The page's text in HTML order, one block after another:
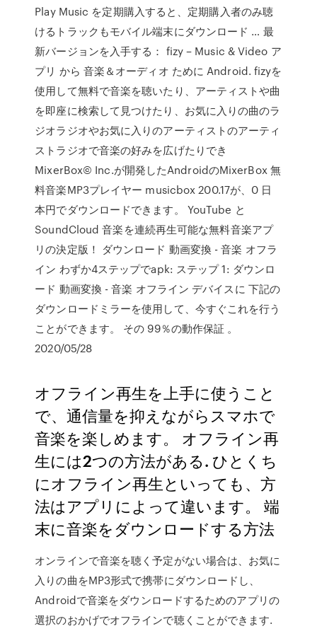
Play Music を定期購入すると、定期購入者のみ聴
けるトラックもモバイル端末にダウンロード … 最
新バージョンを入手する： fizy – Music & Video ア
プリ から 音楽＆オーディオ ために Android. fizyを
使用して無料で音楽を聴いたり、アーティストや曲
を即座に検索して見つけたり、お気に入りの曲のラ
ジオラジオやお気に入りのアーティストのアーティ
ストラジオで音楽の好みを広げたりでき
MixerBox© Inc.が開発したAndroidのMixerBox 無
料音楽MP3プレイヤー musicbox 200.17が、0 日
本円でダウンロードできます。 YouTube と
SoundCloud 音楽を連続再生可能な無料音楽アプ
リの決定版！ ダウンロード 動画変換 - 音楽 オフラ
イン わずか4ステップでapk: ステップ 1: ダウンロ
ード 動画変換 - 音楽 オフライン デバイスに 下記の
ダウンロードミラーを使用して、今すぐこれを行う
ことができます。 その 99％の動作保証 。
2020/05/28
オフライン再生を上手に使うこと
で、通信量を抑えながらスマホで
音楽を楽しめます。 オフライン再
生には2つの方法がある. ひとくち
にオフライン再生といっても、方
法はアプリによって違います。 端
末に音楽をダウンロードする方法
オンラインで音楽を聴く予定がない場合は、お気に
入りの曲をMP3形式で携帯にダウンロードし、
Androidで音楽をダウンロードするためのアプリの
選択のおかげでオフラインで聴くことができます.